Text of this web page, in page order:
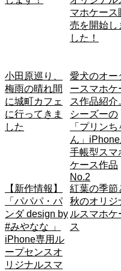
マホケース
売を開始し
した！
小田原巡り、
梅雨の晴れ間
に城町カフェ
に行ってきま
した
愛犬のオー
ースマホケ
ス作品紹介
シーズーの
「プリンち
ん」iPhone
手帳型スマ
ケース作品
No.2
【新作情報】
「パパパ・パ
ンダ design by
#みやなな 」
iPhone専用ル
ープセンスオ
リジナルスマ
紅葉の季節
秋のオリジ
ルスマホケ
ス